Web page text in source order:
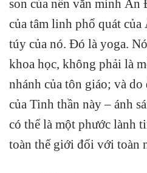
son của nền văn minh Ấn
của tâm linh phổ quát
túy của nó. Đó là yoga.
khoa học, không phải là
nhánh của tôn giáo; và
của Tinh thần này – ánh
có thể là một phước lành
toàn thế giới đối với toàn